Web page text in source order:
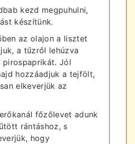
kezd megpuhulni,
készítünk.
az olajon a lisztet
a tűzről lehúzva
pirospaprikát. Jól
hozzáadjuk a tejfölt,
elkeverjük az
főzőlevet adunk
rántáshoz, s
hogy